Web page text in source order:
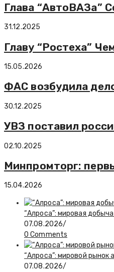
Глава “АвтоВАЗа”
31.12.2025
Главу “Ростеха”
15.05.2026
ФАС возбудила
30.12.2025
УВЗ поставил
02.10.2025
Минпромторг:
15.04.2026
“Алроса”: мировая
07.08.2026/
0 Comments
“Алроса”: мировой
07.08.2026/